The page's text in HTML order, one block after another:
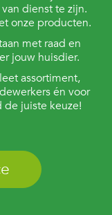
dienst te zijn.
onze producten.
met raad en
jouw huisdier.
assortiment,
én voor
de juiste keuze!